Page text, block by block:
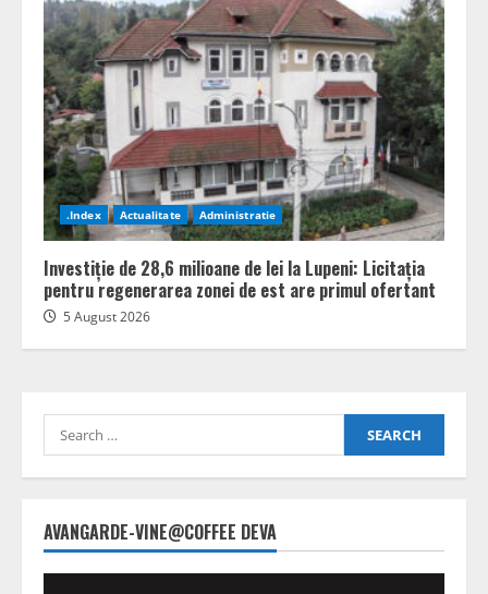
.Index Actualitate Administratie
Investiție de 28,6 milioane de lei la Lupeni: Licitația
pentru regenerarea zonei de est are primul ofertant
5 August 2026
Search
for:
AVANGARDE-VINE@COFFEE DEVA